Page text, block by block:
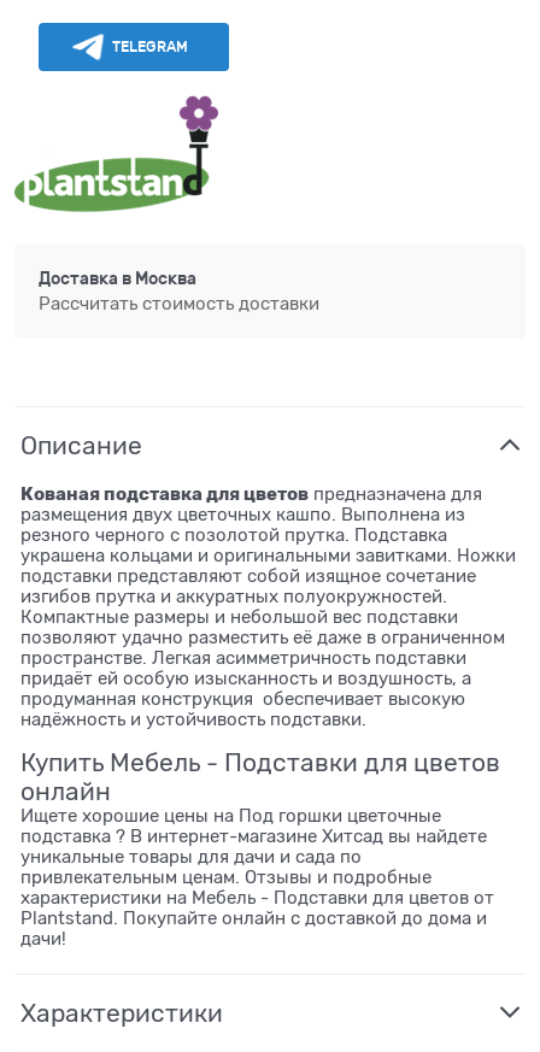
TELEGRAM
Доставка в Москва
Рассчитать стоимость доставки
Описание
Кованая подставка для цветов предназначена для
размещения двух цветочных кашпо. Выполнена из
резного черного с позолотой прутка. Подставка
украшена кольцами и оригинальными завитками. Ножки
подставки представляют собой изящное сочетание
изгибов прутка и аккуратных полуокружностей.
Компактные размеры и небольшой вес подставки
позволяют удачно разместить её даже в ограниченном
пространстве. Легкая асимметричность подставки
придаёт ей особую изысканность и воздушность, а
продуманная конструкция обеспечивает высокую
надёжность и устойчивость подставки.
Купить Мебель - Подставки для цветов
онлайн
Ищете хорошие цены на Под горшки цветочные
подставка ? В интернет-магазине Хитсад вы найдете
уникальные товары для дачи и сада по
привлекательным ценам. Отзывы и подробные
характеристики на Мебель - Подставки для цветов от
Plantstand. Покупайте онлайн с доставкой до дома и
дачи!
Характеристики